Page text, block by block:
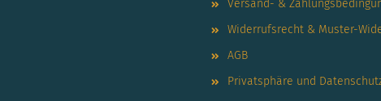
Versand- &
Widerrufsrecht & Muster-
AGB
Privatsphäre und